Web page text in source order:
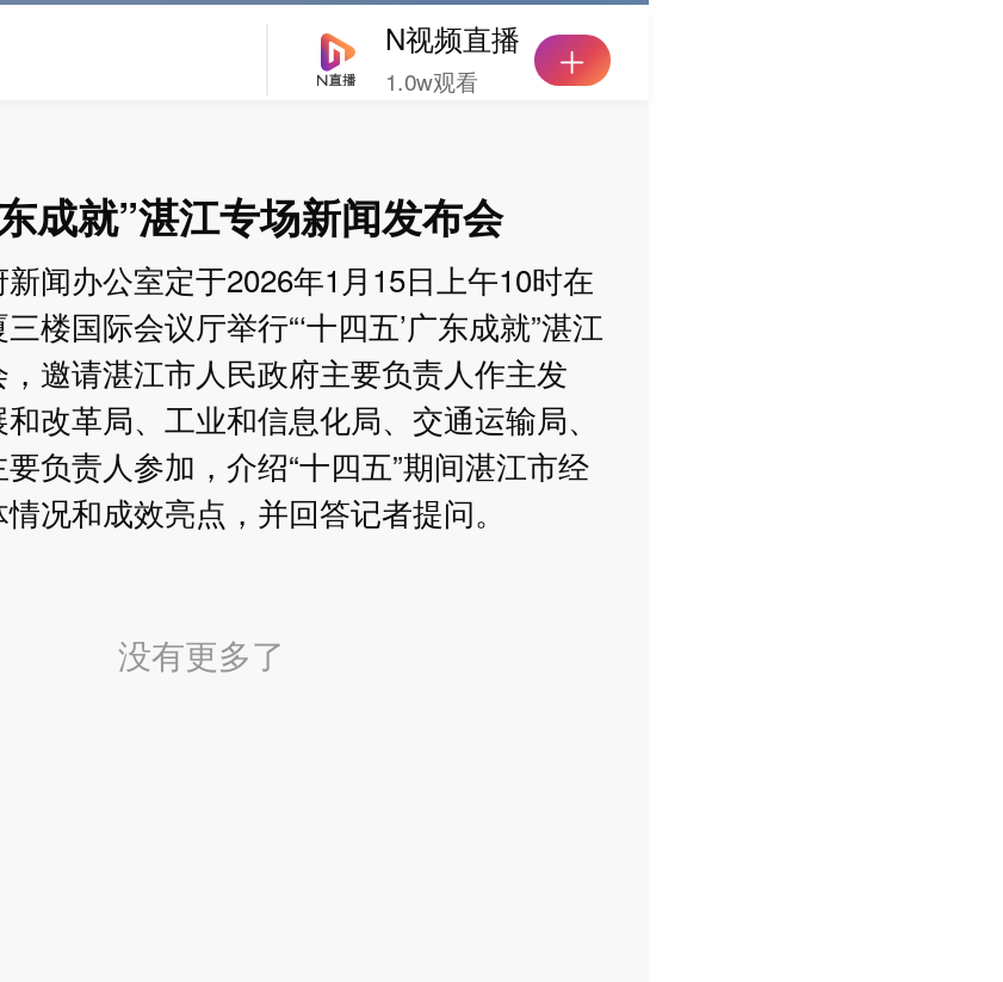
N视频直播
1.0w观看
成就”湛江专场新闻发布会
闻办公室定于2026年1月15日上午10时在
楼国际会议厅举行“‘十四五’广东成就”湛江
邀请湛江市人民政府主要负责人作主发
改革局、工业和信息化局、交通运输局、
负责人参加，介绍“十四五”期间湛江市经
况和成效亮点，并回答记者提问。
没有更多了